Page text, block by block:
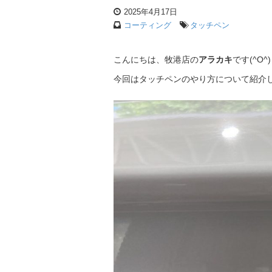
2025年4月17日
コーティング
タッチペン
こんにちは、牧港店のアラカキです(^O^)
今回はタッチペンのやり方について紹介